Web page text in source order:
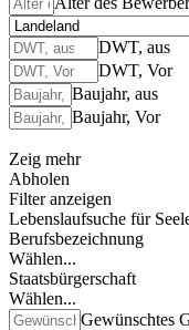
DWT, aus
DWT, Vor
Baujahr, aus
Baujahr, Vor
Zeig mehr
Abholen
Filter anzeigen
Lebenslaufsuche für
Berufsbezeichnung
Wählen...
Staatsbürgerschaft
Wählen...
Gewünschtes